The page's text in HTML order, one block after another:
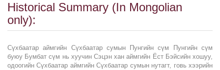
Historical Summary (In Mongolian
only):
Сүхбаатар аймгийн Сүхбаатар сумын Пунгийн сүм Пунгийн сүм
буюу Бумбат сүм нь хуучин Сэцэн хан аймгийн Ёст Бэйсийн хошуу,
одоогийн Сүхбаатар аймгийн Сүхбаатар сумын нутагт, говь хээрийн